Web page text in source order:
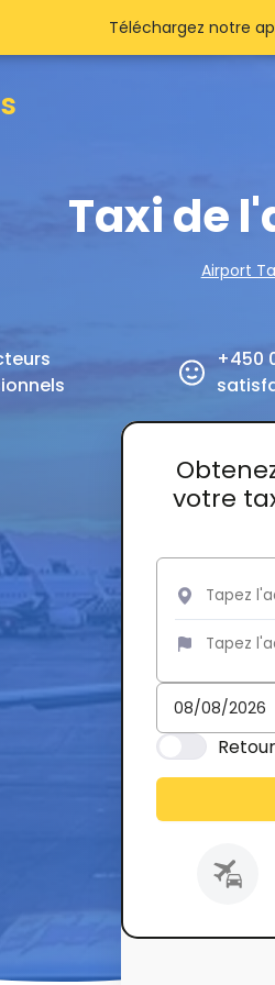
Taxi de
Airport
+450
votre
Retour
Téléchargez notre